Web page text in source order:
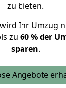
zu bieten.
Ihr Umzug
zu 60 % der
sparen.
Angebote